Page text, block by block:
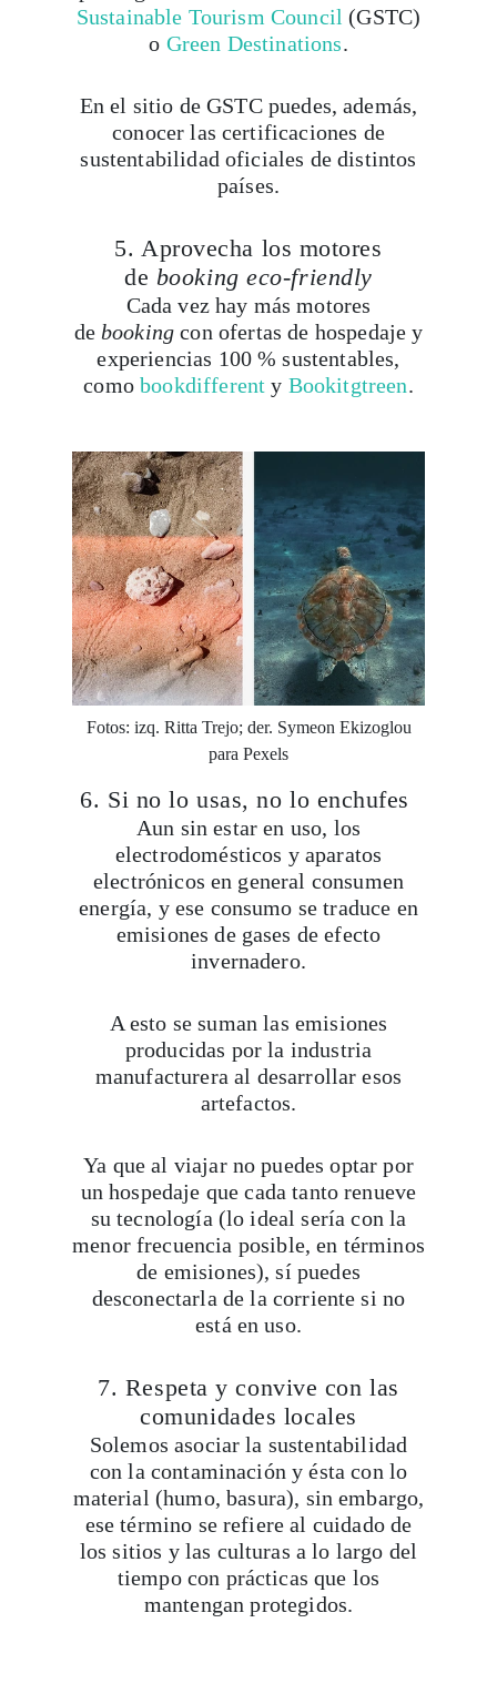
Sustainable Tourism Council (GSTC)
o Green Destinations.
En el sitio de GSTC puedes, además,
conocer las certificaciones de
sustentabilidad oficiales de distintos
países.
5. Aprovecha los motores
de booking eco-friendly
Cada vez hay más motores
debooking con ofertas de hospedaje y
experiencias 100 % sustentables,
comobookdifferent y Bookitgtreen.
Fotos: izq. Ritta Trejo; der. Symeon Ekizoglou
para Pexels
6. Si no lo usas, no lo enchufes
Aun sin estar en uso, los
electrodomésticos y aparatos
electrónicos en general consumen
energía, y ese consumo se traduce en
emisiones de gases de efecto
invernadero.
A esto se suman las emisiones
producidas por la industria
manufacturera al desarrollar esos
artefactos.
Ya que al viajar no puedes optar por
un hospedaje que cada tanto renueve
su tecnología (lo ideal sería con la
menor frecuencia posible, en términos
de emisiones), sí puedes
desconectarla de la corriente si no
está en uso.
7. Respeta y convive con las
comunidades locales
Solemos asociar la sustentabilidad
con la contaminación y ésta con lo
material (humo, basura), sin embargo,
ese término se refiere al cuidado de
los sitios y las culturas a lo largo del
tiempo con prácticas que los
mantengan protegidos.